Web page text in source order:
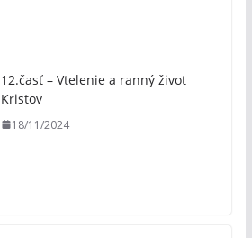
12.časť – Vtelenie a ranný život
Kristov
18/11/2024